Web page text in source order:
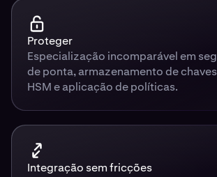
Proteger
Especialização incomparável em
de ponta, armazenamento de
HSM e aplicação de políticas.
Integração sem fricções